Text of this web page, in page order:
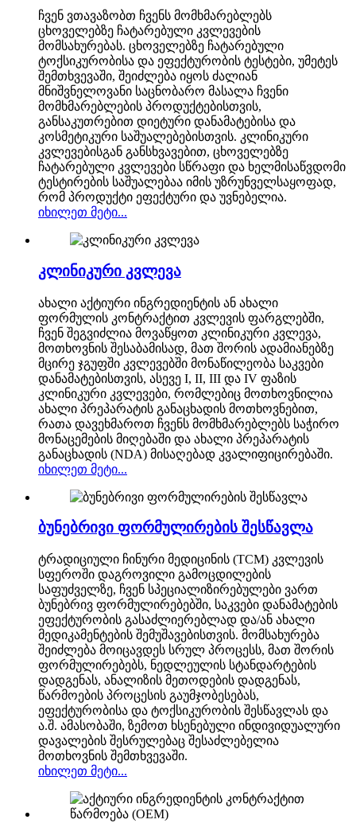
ჩვენ ვთავაზობთ ჩვენს მომხმარებლებს
ცხოველებზე ჩატარებული კვლევების
მომსახურებას. ცხოველებზე ჩატარებული
ტოქსიკურობისა და ეფექტურობის ტესტები, უმეტეს
შემთხვევაში, შეიძლება იყოს ძალიან
მნიშვნელოვანი საცნობარო მასალა ჩვენი
მომხმარებლების პროდუქტებისთვის,
განსაკუთრებით დიეტური დანამატებისა და
კოსმეტიკური საშუალებებისთვის. კლინიკური
კვლევებისგან განსხვავებით, ცხოველებზე
ჩატარებული კვლევები სწრაფი და ხელმისაწვდომი
ტესტირების საშუალებაა იმის უზრუნველსაყოფად,
რომ პროდუქტი ეფექტური და უვნებელია.
იხილეთ მეტი...
კლინიკური კვლევა
ახალი აქტიური ინგრედიენტის ან ახალი
ფორმულის კონტრაქტით კვლევის ფარგლებში,
ჩვენ შეგვიძლია მოვაწყოთ კლინიკური კვლევა,
მოთხოვნის შესაბამისად, მათ შორის ადამიანებზე
მცირე ჯგუფში კვლევებში მონაწილეობა საკვები
დანამატებისთვის, ასევე I, II, III და IV ფაზის
კლინიკური კვლევები, რომლებიც მოთხოვნილია
ახალი პრეპარატის განაცხადის მოთხოვნებით,
რათა დავეხმაროთ ჩვენს მომხმარებლებს საჭირო
მონაცემების მიღებაში და ახალი პრეპარატის
განაცხადის (NDA) მისაღებად კვალიფიცირებაში.
იხილეთ მეტი...
ბუნებრივი ფორმულირების შესწავლა
ტრადიციული ჩინური მედიცინის (TCM) კვლევის
სფეროში დაგროვილი გამოცდილების
საფუძველზე, ჩვენ სპეციალიზირებულები ვართ
ბუნებრივ ფორმულირებებში, საკვები დანამატების
ეფექტურობის გასაძლიერებლად და/ან ახალი
მედიკამენტების შემუშავებისთვის. მომსახურება
შეიძლება მოიცავდეს სრულ პროცესს, მათ შორის
ფორმულირებებს, ნედლეულის სტანდარტების
დადგენას, ანალიზის მეთოდების დადგენას,
წარმოების პროცესის გაუმჯობესებას,
ეფექტურობისა და ტოქსიკურობის შესწავლას და
ა.შ. ამასობაში, ზემოთ ხსენებული ინდივიდუალური
დავალების შესრულებაც შესაძლებელია
მოთხოვნის შემთხვევაში.
იხილეთ მეტი...